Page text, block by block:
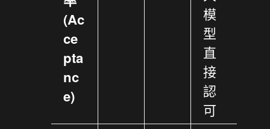
(Ac
ce
pta
nc
e)
模
型
直
接
認
可